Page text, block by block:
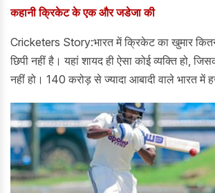
कहानी क्रिकेट के एक और जडेजा की
Cricketers Story:भारत में क्रिकेट का खुमार
छिपी नहीं है। यहां शायद ही ऐसा कोई व्यक्ति हो,
नहीं हो। 140 करोड़ से ज्यादा आबादी वाले भारत में